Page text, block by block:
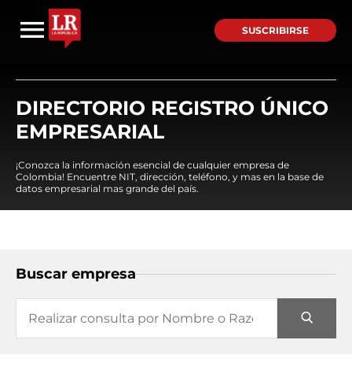
SUSCRIBIRSE
DIRECTORIO REGISTRO ÚNICO
EMPRESARIAL
¡Conozca la información esencial de cualquier empresa de
Colombia! Encuentre NIT, dirección, teléfono, y mas en la base de
datos empresarial mas grande del país.
Buscar empresa